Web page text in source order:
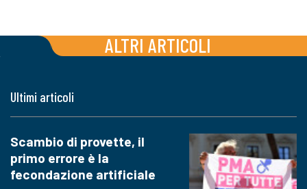
ALTRI ARTICOLI
Ultimi articoli
Scambio di provette, il
primo errore è la
fecondazione artificiale